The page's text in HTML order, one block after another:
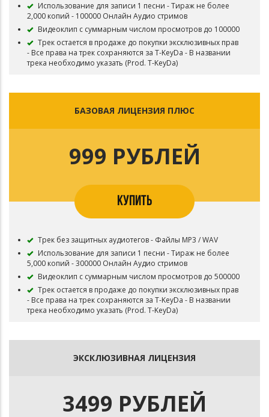
Использование для записи 1 песни - Тираж не более
2,000 копий - 100000 Онлайн Аудио стримов
Видеоклип с суммарным числом просмотров до 100000
Трек остается в продаже до покупки эксклюзивных прав
- Все права на трек сохраняются за T-KeyDa - В названии
трека необходимо указать (Prod. T-KeyDa)
БАЗОВАЯ ЛИЦЕНЗИЯ ПЛЮС
999 РУБЛЕЙ
КУПИТЬ
Трек без защитных аудиотегов - Файлы MP3 / WAV
Использование для записи 1 песни - Тираж не более
5,000 копий - 300000 Онлайн Аудио стримов
Видеоклип с суммарным числом просмотров до 500000
Трек остается в продаже до покупки эксклюзивных прав
- Все права на трек сохраняются за T-KeyDa - В названии
трека необходимо указать (Prod. T-KeyDa)
ЭКСКЛЮЗИВНАЯ ЛИЦЕНЗИЯ
3499 РУБЛЕЙ